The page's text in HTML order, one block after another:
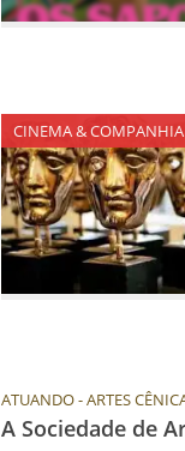
CINEMA & COMPANHIA
ATUANDO - ARTES
A Sociedade de